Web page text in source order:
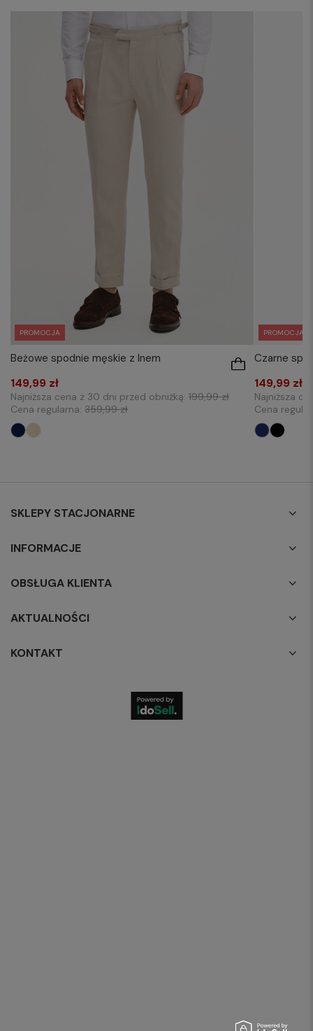
PROMOCJA
Beżowe spodnie męskie z lnem
149,99 zł
Najniższa cena z 30 dni przed obniżką: 199,99 zł
Cena regularna: 359,99 zł
PROMOCJA
Czarne
149,99 zł
Najniższa
Cena
SKLEPY STACJONARNE
INFORMACJE
OBSŁUGA KLIENTA
AKTUALNOŚCI
KONTAKT